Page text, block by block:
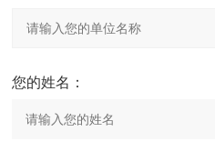
您的姓名：